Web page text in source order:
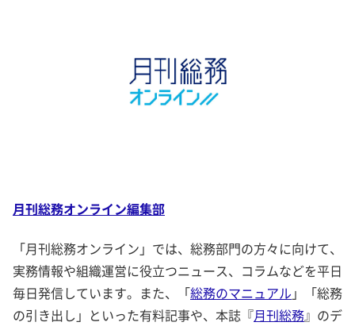
月刊総務オンライン編集部
「月刊総務オンライン」では、総務部門の方々に向けて、
実務情報や組織運営に役立つニュース、コラムなどを平日
毎日発信しています。また、「総務のマニュアル 」「総務
の引き出し」といった有料記事や、本誌『月刊総務』のデ